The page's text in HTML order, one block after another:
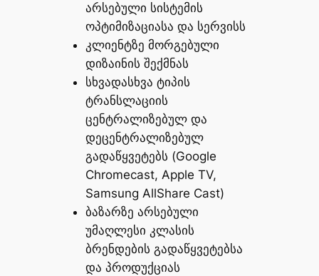
არსებული სისტემის
ოპტიმიზაციასა და სერვისს
კლიენტზე მორგებული
დიზაინის შექმნას
სხვადასხვა ტიპის
ტრანსლაციის
ცენტრალიზებულ და
დეცენტრალიზებულ
გადაწყვეტებს (Google
Chromecast, Apple TV,
Samsung AllShare Cast)
ბაზარზე არსებული
უმაღლესი კლასის
ბრენდების გადაწყვეტებსა
და პროდუქციას